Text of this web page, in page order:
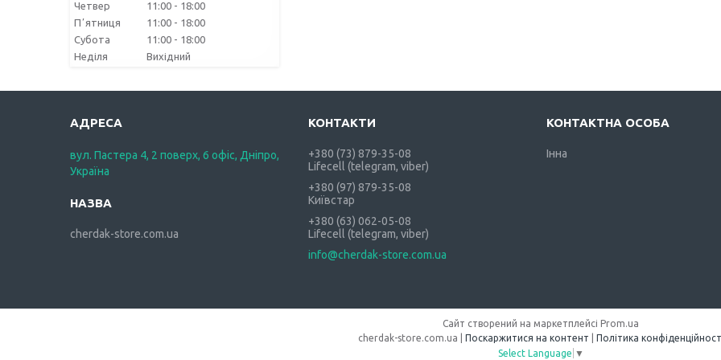
Четвер 11:00
18:00
Пʼятниця
11:00
18:00
Субота
11:00
18:00
Неділя
Вихідний
вул. Пастера 4, 2 поверх, 6 офіс, Дніпро,
Україна
cherdak-store.com.ua
+380 (73) 879-35-08
Lifecell (telegram, viber)
+380 (97) 879-35-08
Київстар
+380 (63) 062-05-08
Lifecell (telegram, viber)
info@cherdak-store.com.ua
Інна
Сайт створений на маркетплейсі Prom.ua
Поскаржитися на контент
Політика
Select Language ▼